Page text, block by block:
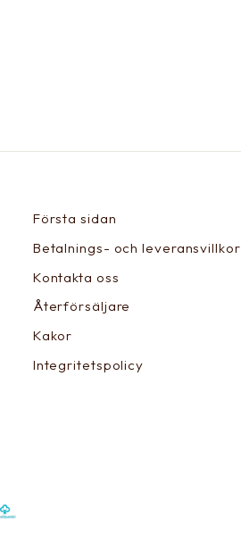
Första sidan
Betalnings- och leveransvillkor
Kontakta oss
Återförsäljare
Kakor
Integritetspolicy